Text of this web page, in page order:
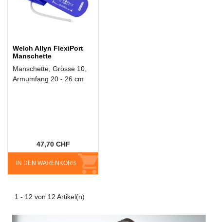
Welch Allyn FlexiPort
Manschette
Manschette, Grösse 10,
Armumfang 20 - 26 cm
IN DEN WARENKORB
47,70 CHF
1 - 12 von 12 Artikel(n)